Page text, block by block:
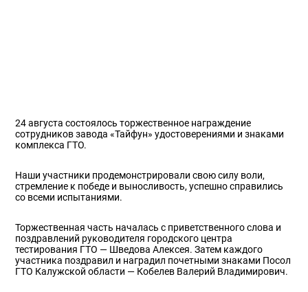
24 августа состоялось торжественное награждение
сотрудников завода «Тайфун» удостоверениями и знаками
комплекса ГТО.
Наши участники продемонстрировали свою силу воли,
стремление к победе и выносливость, успешно справились
со всеми испытаниями.
Торжественная часть началась с приветственного слова и
поздравлений руководителя городского центра
тестирования ГТО — Шведова Алексея. Затем каждого
участника поздравил и наградил почетными знаками Посол
ГТО Калужской области — Кобелев Валерий Владимирович.